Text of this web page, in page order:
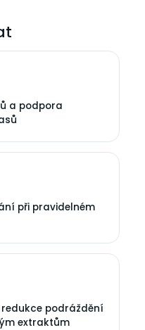
a podpora
při pravidelném
podráždění
extraktům